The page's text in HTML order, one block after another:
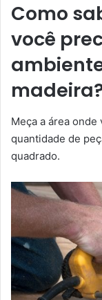
Como
você
Meça a área
quantidade de
quadrado.